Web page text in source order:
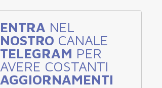
ENTRA NEL
NOSTRO CANALE
TELEGRAM PER
AVERE COSTANTI
AGGIORNAMENTI